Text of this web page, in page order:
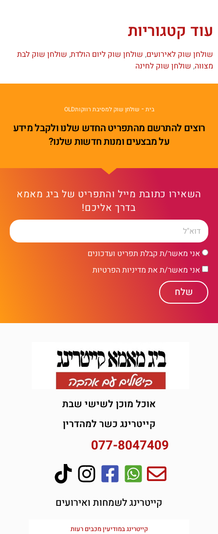
עוד קטגוריות
שולחן שוק לאירועים, שולחן שוק ליום הולדת, שולחן שוק לבת
מצווה, שולחן שוק לחינה
בית - שולחן שוק למסיבת רווקותOLD
רוצים להתרשם מהתפריט החדש שלנו ולקבל מידע
על מבצעים ומנות חדשות שלנו?
השאירו כתובת מייל והתפריט של ביג מאמא
בדרך אליכם!
אני מאשר/ת קבלת תפריט ועדכונים
אני מאשר/ת את מדיניות הפרטיות
שלח
אוכל מוכן לשישי שבת
קייטרינג כשר למהדרין
077-8047409
קייטרינג לשמחות ואירועים
קייטרינג במודיעין מכבים רעות